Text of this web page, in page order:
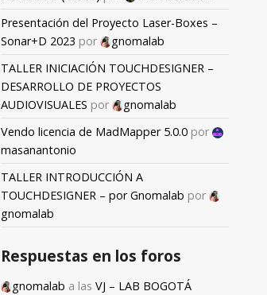
Presentación del Proyecto Laser-Boxes –
Sonar+D 2023 por
gnomalab
TALLER INICIACIÓN TOUCHDESIGNER –
DESARROLLO DE PROYECTOS
AUDIOVISUALES por
gnomalab
Vendo licencia de MadMapper 5.0.0 por
masanantonio
TALLER INTRODUCCIÓN A
TOUCHDESIGNER – por Gnomalab por
gnomalab
Respuestas en los foros
gnomalab a las VJ – LAB BOGOTÁ